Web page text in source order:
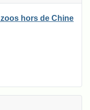
zoos hors de Chine